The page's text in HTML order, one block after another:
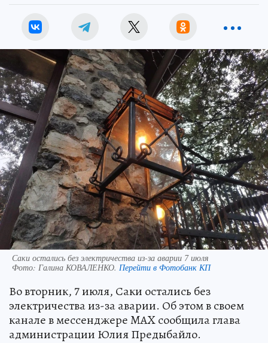
Саки остались без электричества из-за аварии 7 июля
Фото: Галина КОВАЛЕНКО. Перейти в Фотобанк КП
Во вторник, 7 июля, Саки остались без
электричества из-за аварии. Об этом в своем
канале в мессенджере MAX сообщила глава
администрации Юлия Предыбайло.